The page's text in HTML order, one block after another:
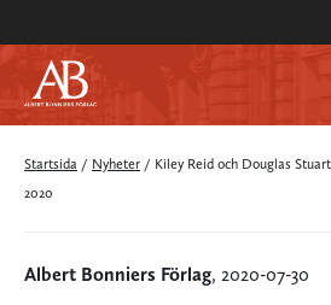
Startsida / Nyheter / Kiley Reid och Douglas
2020
Albert Bonniers Förlag, 2020-07-30